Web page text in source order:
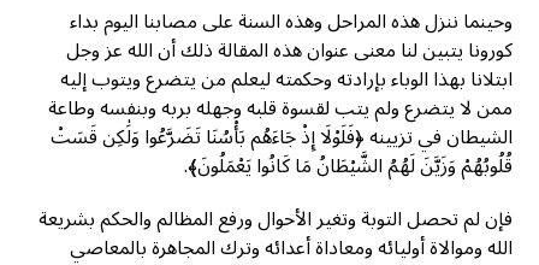
وحينما ننزل هذه المراحل وهذه السنة على مصابنا اليوم بداء
كورونا يتبين لنا معنى عنوان هذه المقالة ذلك أن الله عز وجل
ابتلانا بهذا الوباء بإرادته وحكمته ليعلم من يتضرع ويتوب إليه
ممن لا يتضرع ولم يتب لقسوة قلبه وجهله بربه وبنفسه وطاعة
الشيطان في تزيينه ﴿فَلَوْلَا إِذْ جَاءَهُم بَأْسُنَا تَضَرَّعُوا وَلَٰكِن قَسَتْ
قُلُوبُهُمْ وَزَيَّنَ لَهُمُ الشَّيْطَانُ مَا كَانُوا يَعْمَلُونَ﴾.
فإن لم تحصل التوبة وتغير الأحوال ورفع المظالم والحكم بشريعة
الله وموالاة أوليائه ومعاداة أعدائه وترك المجاهرة بالمعاصي